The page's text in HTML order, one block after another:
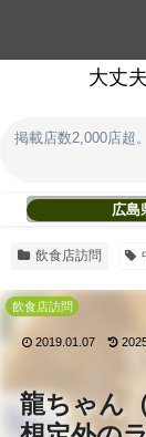
大丈
掲載店数2,000店超
広島
飲食店訪問
龍ちゃん
飲食店訪問
2019.01.07